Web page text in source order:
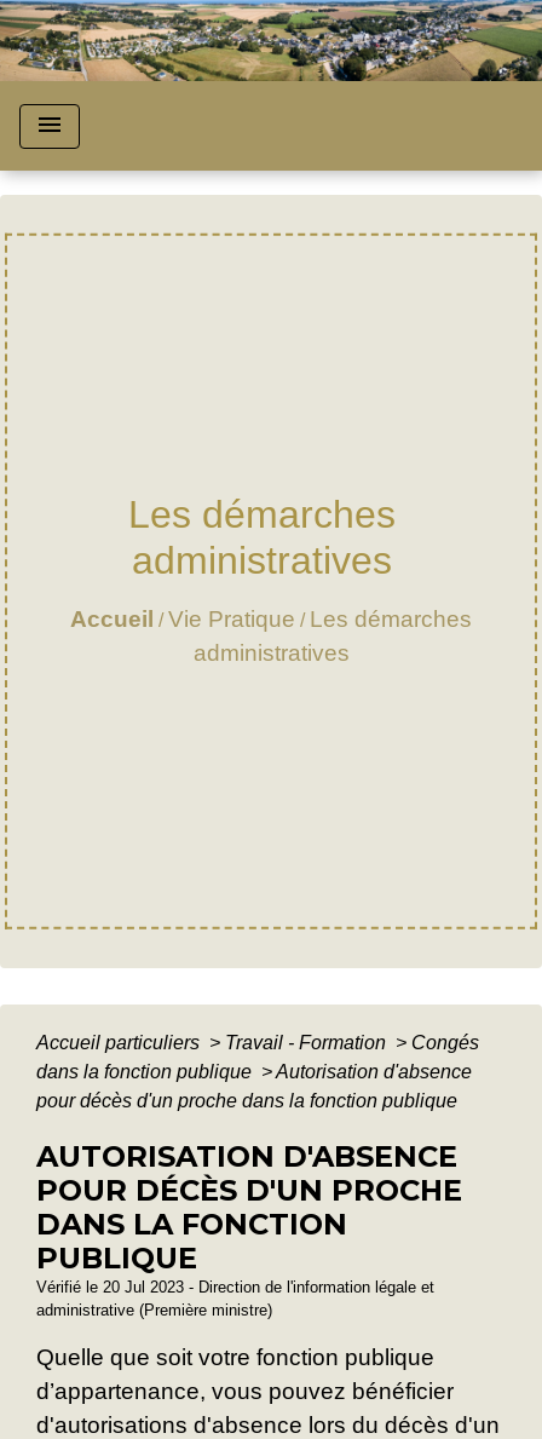
menu
Les démarches
administratives
Accueil /Vie Pratique / Les démarches
administratives
Accueil particuliers > Travail - Formation > Congés
dans la fonction publique >Autorisation d'absence
pour décès d'un proche dans la fonction publique
AUTORISATION D'ABSENCE
POUR DÉCÈS D'UN PROCHE
DANS LA FONCTION
PUBLIQUE
Vérifié le 20 Jul 2023 - Direction de l'information légale et
administrative (Première ministre)
Quelle que soit votre fonction publique
d’appartenance, vous pouvez bénéficier
d'autorisations d'absence lors du décès d'un